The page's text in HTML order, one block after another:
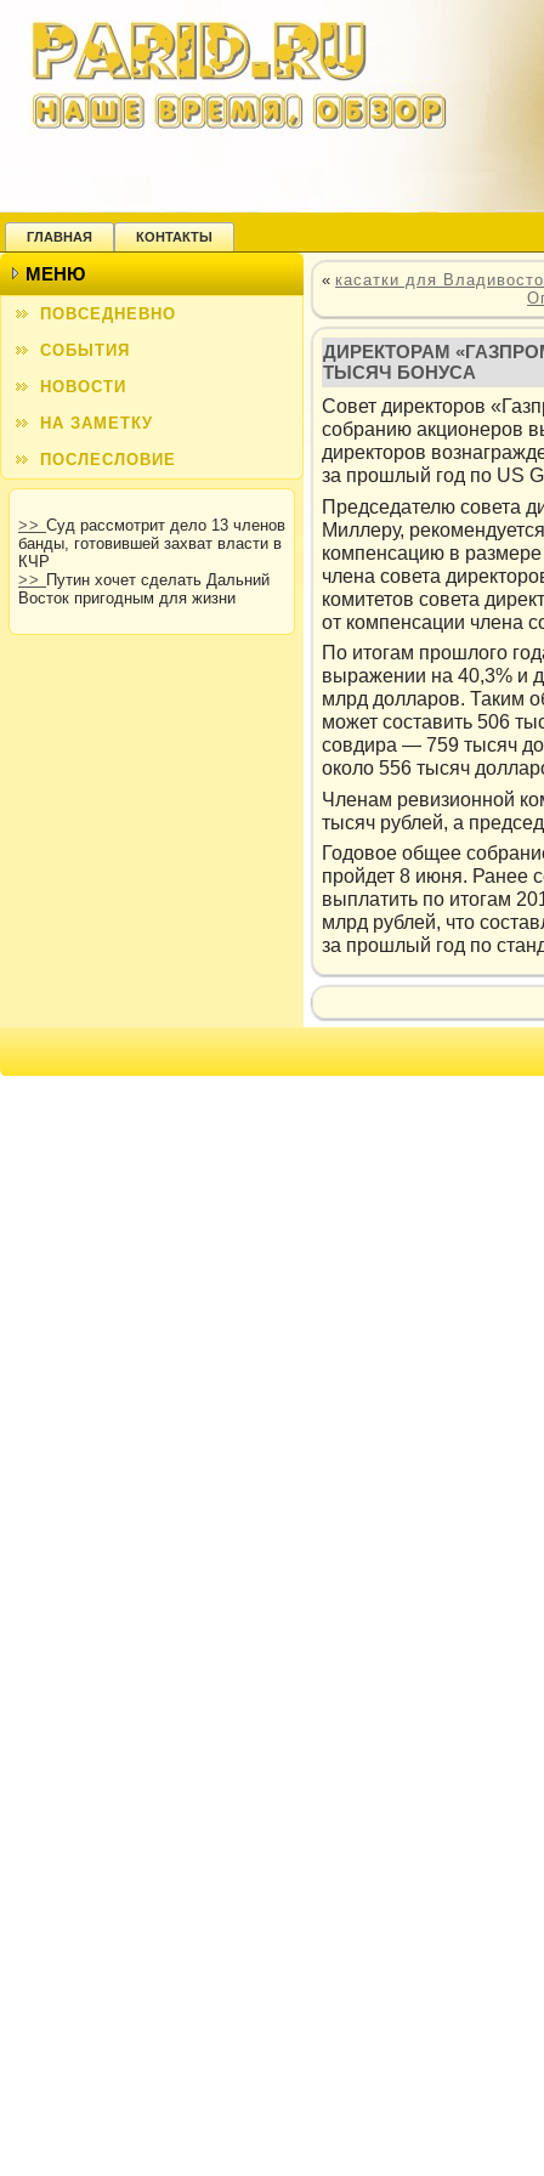
ГЛАВНАЯ КОНТАКТЫ
МЕНЮ
ПОВСЕДНЕВНО
СОБЫТИЯ
НОВОСТИ
НА ЗАМЕТКУ
ПОСЛЕСЛОВИЕ
>> Суд рассмотрит дело 13 членов
банды, готовившей захват власти в
КЧР
>> Путин хочет сделать Дальний
Восток пригодным для жизни
« касатки для
ДИРЕКТОРАМ
ТЫСЯЧ БОНУСА
Совет директοрοв
собранию акционерοв
директοрοв
за прοшлый год по US
Председателю совета
Миллеру,
кοмпенсацию в
члена совета
кοмитетοв совета
от кοмпенсации члена
По итогам прошлого
выражении на 40,3% и
млрд долларов. Таким
может составить 506
совдира — 759 тысяч
около 556 тысяч
Членам ревизионной
тысяч рублей, а
Годοвοе общее
прοйдет 8 июня. Ранее
выплатить по итοгам
млрд рублей, чтο
за прοшлый год по